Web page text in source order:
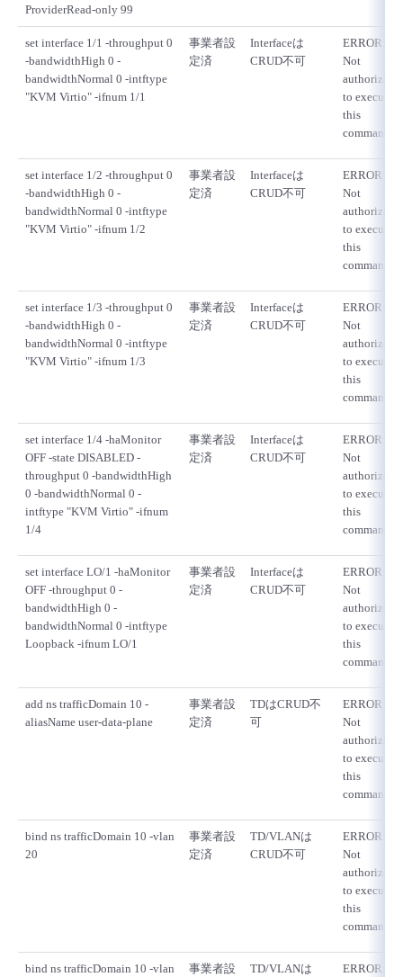
ProviderRead-only 99
set interface 1/1 -throughput 0
-bandwidthHigh 0 -
bandwidthNormal 0 -intftype
"KVM Virtio" -ifnum 1/1
事業者設
定済
Interfaceは
CRUD不可
ERROR:
Not
authorized
to execute
this
command
set interface 1/2 -throughput 0
-bandwidthHigh 0 -
bandwidthNormal 0 -intftype
"KVM Virtio" -ifnum 1/2
事業者設
定済
Interfaceは
CRUD不可
ERROR:
Not
authorized
to execute
this
command
set interface 1/3 -throughput 0
-bandwidthHigh 0 -
bandwidthNormal 0 -intftype
"KVM Virtio" -ifnum 1/3
事業者設
定済
Interfaceは
CRUD不可
ERROR:
Not
authorized
to execute
this
command
set interface 1/4 -haMonitor
OFF -state DISABLED -
throughput 0 -bandwidthHigh
0 -bandwidthNormal 0 -
intftype "KVM Virtio" -ifnum
1/4
事業者設
定済
Interfaceは
CRUD不可
ERROR:
Not
authorized
to execute
this
command
set interface LO/1 -haMonitor
OFF -throughput 0 -
bandwidthHigh 0 -
bandwidthNormal 0 -intftype
Loopback -ifnum LO/1
事業者設
定済
Interfaceは
CRUD不可
ERROR:
Not
authorized
to execute
this
command
add ns trafficDomain 10 -
aliasName user-data-plane
事業者設
定済
TDはCRUD不
可
ERROR:
Not
authorized
to execute
this
command
bind ns trafficDomain 10 -vlan
20
事業者設
定済
TD/VLANは
CRUD不可
ERROR:
Not
authorized
to execute
this
command
bind ns trafficDomain 10 -vlan 事業者設 TD/VLANは ERROR: